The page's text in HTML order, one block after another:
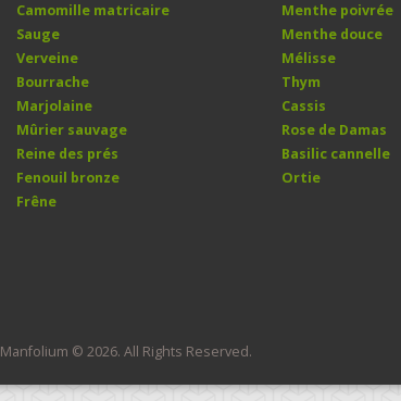
Camomille matricaire
Sauge
Verveine
Bourrache
Marjolaine
Mûrier sauvage
Reine des prés
Fenouil bronze
Frêne
Menthe poivrée
Menthe douce
Mélisse
Thym
Cassis
Rose de Damas
Basilic cannelle
Ortie
Manfolium © 2026. All Rights Reserved.